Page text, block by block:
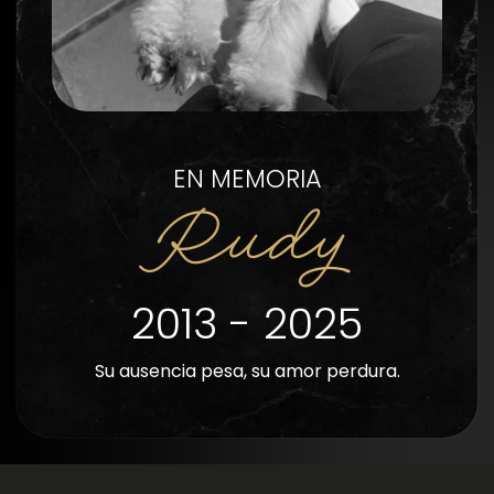
EN MEMORIA
Rudy
2013 - 2025
Su ausencia pesa, su amor perdura.